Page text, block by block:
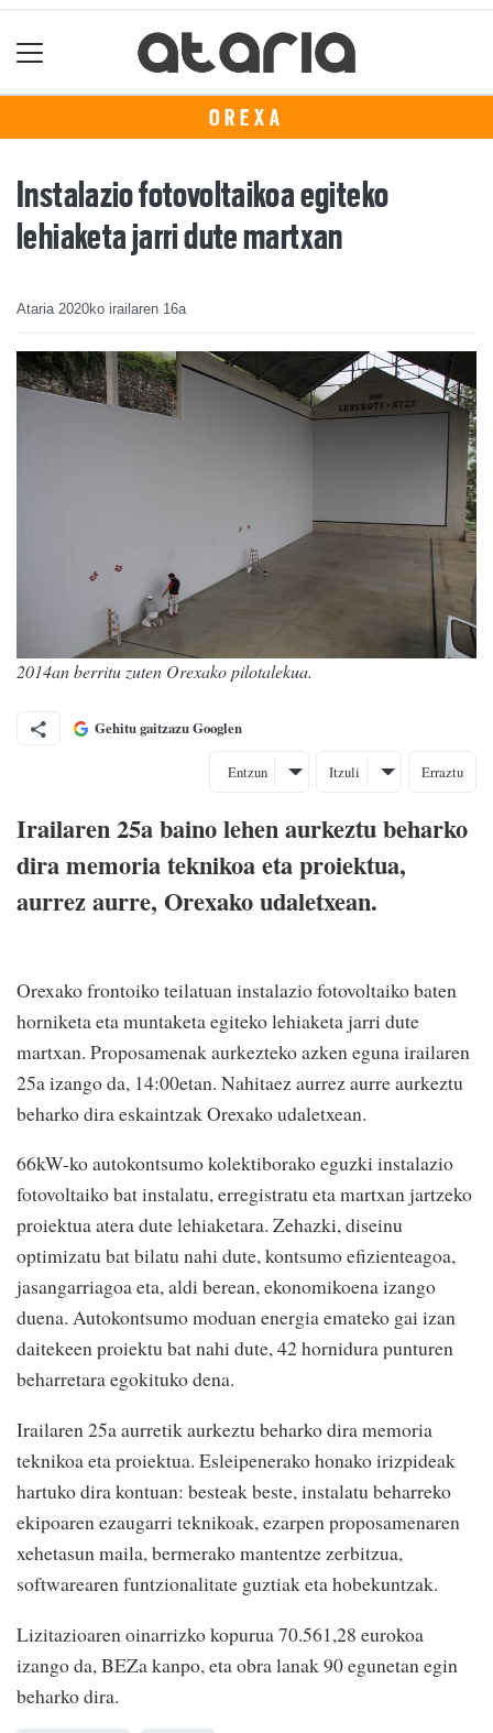
OREXA
Instalazio fotovoltaikoa egiteko
lehiaketa jarri dute martxan
Ataria 2020ko irailaren 16a
2014an berritu zuten Orexako pilotalekua.
Gehitu gaitzazu Googlen
Entzun Itzuli Erraztu
Irailaren 25a baino lehen aurkeztu beharko
dira memoria teknikoa eta proiektua,
aurrez aurre, Orexako udaletxean.
Orexako frontoiko teilatuan instalazio fotovoltaiko baten
horniketa eta muntaketa egiteko lehiaketa jarri dute
martxan. Proposamenak aurkezteko azken eguna irailaren
25a izango da, 14:00etan. Nahitaez aurrez aurre aurkeztu
beharko dira eskaintzak Orexako udaletxean.
66kW-ko autokontsumo kolektiborako eguzki instalazio
fotovoltaiko bat instalatu, erregistratu eta martxan jartzeko
proiektua atera dute lehiaketara. Zehazki, diseinu
optimizatu bat bilatu nahi dute, kontsumo efizienteagoa,
jasangarriagoa eta, aldi berean, ekonomikoena izango
duena. Autokontsumo moduan energia emateko gai izan
daitekeen proiektu bat nahi dute, 42 hornidura punturen
beharretara egokituko dena.
Irailaren 25a aurretik aurkeztu beharko dira memoria
teknikoa eta proiektua. Esleipenerako honako irizpideak
hartuko dira kontuan: besteak beste, instalatu beharreko
ekipoaren ezaugarri teknikoak, ezarpen proposamenaren
xehetasun maila, bermerako mantentze zerbitzua,
softwarearen funtzionalitate guztiak eta hobekuntzak.
Lizitazioaren oinarrizko kopurua 70.561,28 eurokoa
izango da, BEZa kanpo, eta obra lanak 90 egunetan egin
beharko dira.